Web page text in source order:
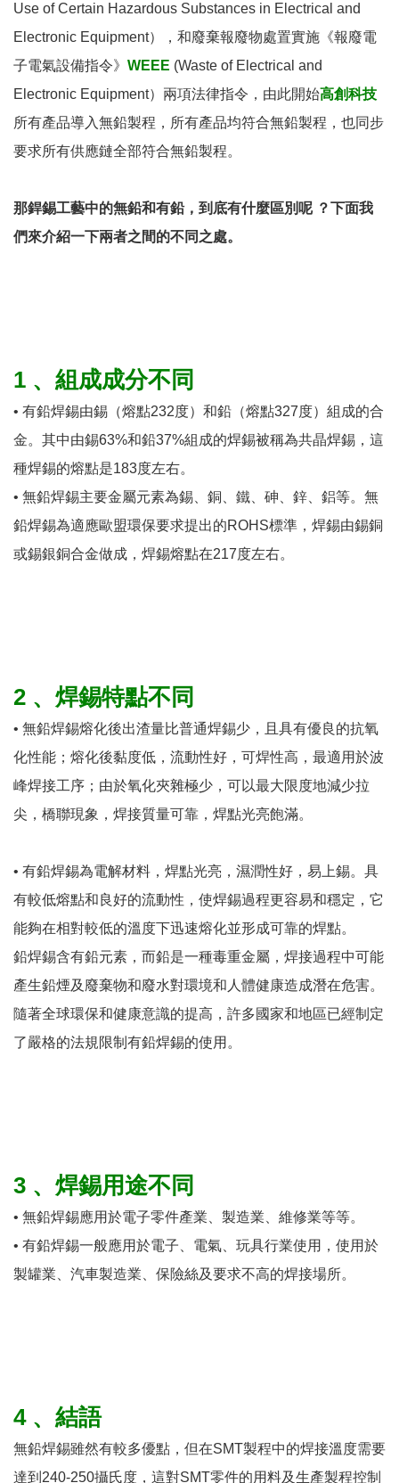
Use of Certain Hazardous Substances in Electrical and
Electronic Equipment），和廢棄報廢物處置實施《報廢電
子電氣設備指令》 WEEE (Waste of Electrical and
Electronic Equipment）兩項法律指令，由此開始高創科技
所有產品導入無鉛製程，所有產品均符合無鉛製程，也同步
要求所有供應鏈全部符合無鉛製程。
那銲錫工藝中的無鉛和有鉛，到底有什麼區別呢 ？下面我
們來介紹一下兩者之間的不同之處。
1 、組成成分不同
• 有鉛焊錫由錫（熔點232度）和鉛（熔點327度）組成的合
金。其中由錫63%和鉛37%組成的焊錫被稱為共晶焊錫，這
種焊錫的熔點是183度左右。
• 無鉛焊錫主要金屬元素為錫、銅、鐵、砷、鋅、鋁等。無
鉛焊錫為適應歐盟環保要求提出的ROHS標準，焊錫由錫銅
或錫銀銅合金做成，焊錫熔點在217度左右。
2 、焊錫特點不同
• 無鉛焊錫熔化後出渣量比普通焊錫少，且具有優良的抗氧
化性能；熔化後黏度低，流動性好，可焊性高，最適用於波
峰焊接工序；由於氧化夾雜極少，可以最大限度地減少拉
尖，橋聯現象，焊接質量可靠，焊點光亮飽滿。
• 有鉛焊錫為電解材料，焊點光亮，濕潤性好，易上錫。具
有較低熔點和良好的流動性，使焊錫過程更容易和穩定，它
能夠在相對較低的溫度下迅速熔化並形成可靠的焊點。
鉛焊錫含有鉛元素，而鉛是一種毒重金屬，焊接過程中可能
產生鉛煙及廢棄物和廢水對環境和人體健康造成潛在危害。
隨著全球環保和健康意識的提高，許多國家和地區已經制定
了嚴格的法規限制有鉛焊錫的使用。
3 、焊錫用途不同
• 無鉛焊錫應用於電子零件產業、製造業、維修業等等。
• 有鉛焊錫一般應用於電子、電氣、玩具行業使用，使用於
製罐業、汽車製造業、保險絲及要求不高的焊接場所。
4 、結語
無鉛焊錫雖然有較多優點，但在SMT製程中的焊接溫度需要
達到240-250攝氏度，這對SMT零件的用料及生產製程控制